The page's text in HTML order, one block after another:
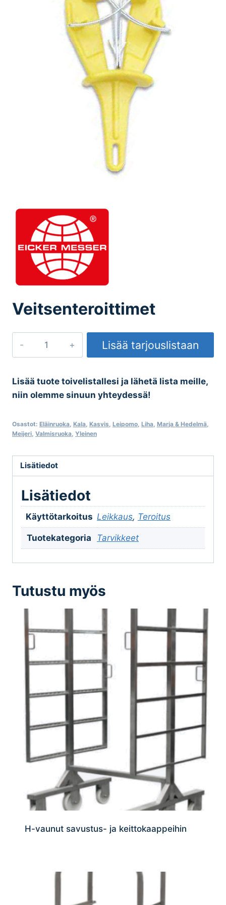
Veitsenteroittimet
Lisää tarjouslistaan
Lisää tuote toivelistallesi ja lähetä lista meille,
niin olemme sinuun yhteydessä!
Osastot: Eläinruoka Kala Kasvis Leipomo Liha Marja & Hedelmä
Meijeri Valmisruoka Yleinen
Lisätiedot
Lisätiedot
Käyttötarkoitus Leikkaus, Teroitus
Tuotekategoria Tarvikkeet
Tutustu myös
H-vaunut savustus- ja keittokaappeihin